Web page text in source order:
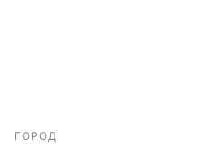
ГОРОД